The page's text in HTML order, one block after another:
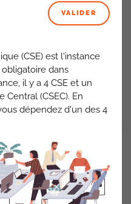
ne maintiennent pas
suite à l’application du
sujet et ne répond pas à
SUIVANT
VALIDER
(CSE) est l'instance
dans
il y a 4 CSE et un
(CSEC). En
dépendez d'un des 4